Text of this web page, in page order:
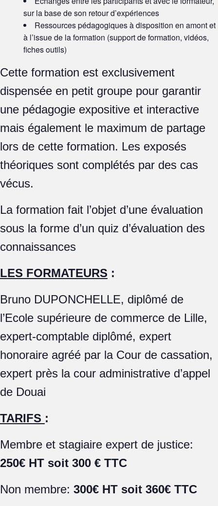
sur la base de son retour d’expériences
Ressources pédagogiques à disposition en amont et
à l’issue de la formation (support de formation, vidéos,
fiches outils)
Cette formation est exclusivement
dispensée en petit groupe pour garantir
une pédagogie expositive et interactive
mais également le maximum de partage
lors de cette formation. Les exposés
théoriques sont complétés par des cas
vécus.
La formation fait l’objet d’une évaluation
sous la forme d’un quiz d’évaluation des
connaissances
LES FORMATEURS :
Bruno DUPONCHELLE, diplômé de
l’Ecole supérieure de commerce de Lille,
expert-comptable diplômé, expert
honoraire agréé par la Cour de cassation,
expert près la cour administrative d’appel
de Douai
TARIFS :
Membre et stagiaire expert de justice:
250€ HT soit 300 € TTC
Non membre: 300€ HT soit 360€ TTC